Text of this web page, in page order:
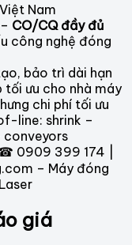
Nam
CO/CQ đầy đủ
công nghệ đóng
bảo trì dài hạn
tối ưu cho nhà máy
chi phí tối ưu
line: shrink –
0909 399 174 |
– Máy đóng
giá